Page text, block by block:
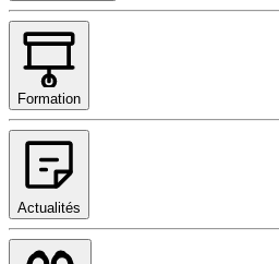
Formation
Actualités